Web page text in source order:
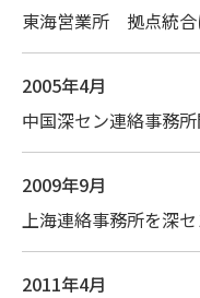
東海営業所 拠点統合
2005年4月
中国深セン連絡事務
2009年9月
上海連絡事務所を深
2011年4月